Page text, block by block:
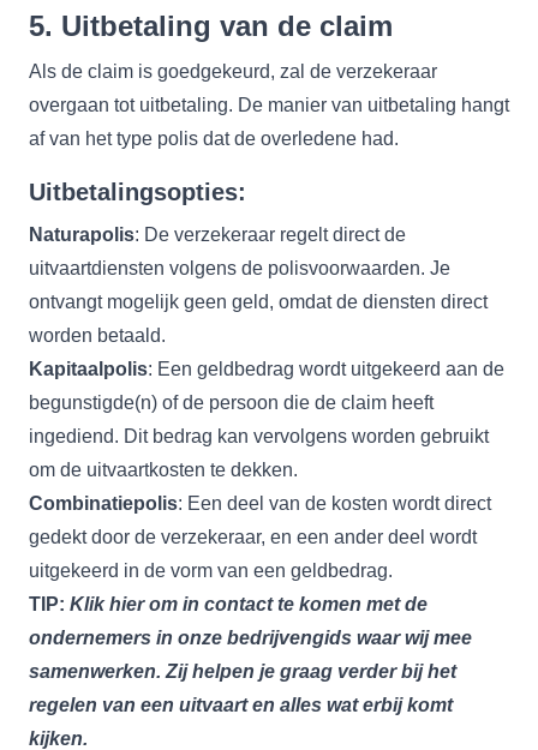
5. Uitbetaling van de claim
Als de claim is goedgekeurd, zal de verzekeraar
overgaan tot uitbetaling. De manier van uitbetaling hangt
af van het type polis dat de overledene had.
Uitbetalingsopties:
Naturapolis: De verzekeraar regelt direct de
uitvaartdiensten volgens de polisvoorwaarden. Je
ontvangt mogelijk geen geld, omdat de diensten direct
worden betaald.
Kapitaalpolis: Een geldbedrag wordt uitgekeerd aan de
begunstigde(n) of de persoon die de claim heeft
ingediend. Dit bedrag kan vervolgens worden gebruikt
om de uitvaartkosten te dekken.
Combinatiepolis: Een deel van de kosten wordt direct
gedekt door de verzekeraar, en een ander deel wordt
uitgekeerd in de vorm van een geldbedrag.
TIP: Klikhierom in contact te komen met de
ondernemers in onze bedrijvengids waar wij mee
samenwerken. Zij helpen je graag verder bij het
regelen van een uitvaart en alles wat erbij komt
kijken.